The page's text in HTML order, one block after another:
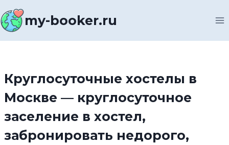
к
содержимомуmy-booker.ru
Круглосуточные хостелы в
Москве — круглосуточное
заселение в хостел,
забронировать недорого,